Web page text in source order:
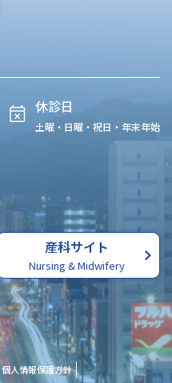
休診日
土曜・日曜・祝日・年末年始
産科サイト
Nursing & Midwifery
個人情報保護方針